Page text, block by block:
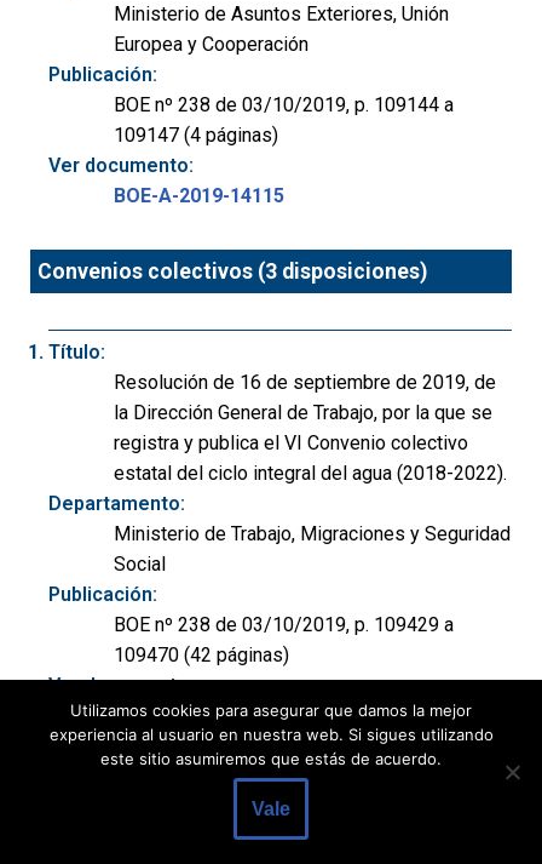
Ministerio de Asuntos Exteriores, Unión
Europea y Cooperación
Publicación:
BOE nº 238 de 03/10/2019, p. 109144 a
109147 (4 páginas)
Ver documento:
BOE-A-2019-14115
Convenios colectivos (3 disposiciones)
Título:
Resolución de 16 de septiembre de 2019, de
la Dirección General de Trabajo, por la que se
registra y publica el VI Convenio colectivo
estatal del ciclo integral del agua (2018-2022).
Departamento:
Ministerio de Trabajo, Migraciones y Seguridad
Social
Publicación:
BOE nº 238 de 03/10/2019, p. 109429 a
109470 (42 páginas)
Ver documento:
BOE-A-2019-14143
Resolución de 16 de septiembre de 2019, de
Utilizamos cookies para asegurar que damos la mejor
experiencia al usuario en nuestra web. Si sigues utilizando
este sitio asumiremos que estás de acuerdo.
Vale